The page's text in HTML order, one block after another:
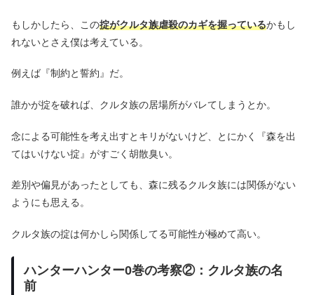
もしかしたら、この掟がクルタ族虐殺のカギを握っているかもし
れないとさえ僕は考えている。
例えば『制約と誓約』だ。
誰かが掟を破れば、クルタ族の居場所がバレてしまうとか。
念による可能性を考え出すとキリがないけど、とにかく『森を出
てはいけない掟』がすごく胡散臭い。
差別や偏見があったとしても、森に残るクルタ族には関係がない
ようにも思える。
クルタ族の掟は何かしら関係してる可能性が極めて高い。
ハンターハンター0巻の考察②：クルタ族の名
前